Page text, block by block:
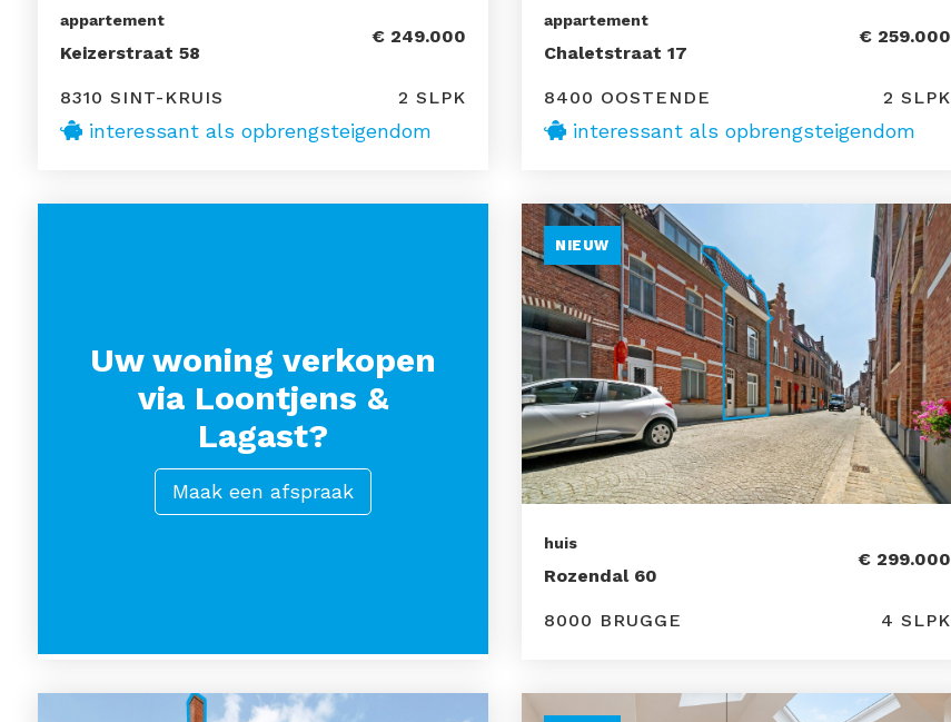
appartement
Keizerstraat 58
€ 249.000
8310 SINT-KRUIS 2 SLPK
interessant als opbrengsteigendom
appartement
Chaletstraat 17
€ 259.000
8400 OOSTENDE 2 SLPK
interessant als opbrengsteigendom
Uw woning verkopen
via Loontjens &
Lagast?
Maak een afspraak
NIEUW
huis
Rozendal 60
€ 299.000
8000 BRUGGE 4 SLPK